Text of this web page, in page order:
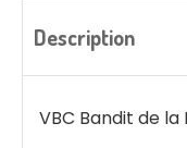
Description
VBC Bandit de la